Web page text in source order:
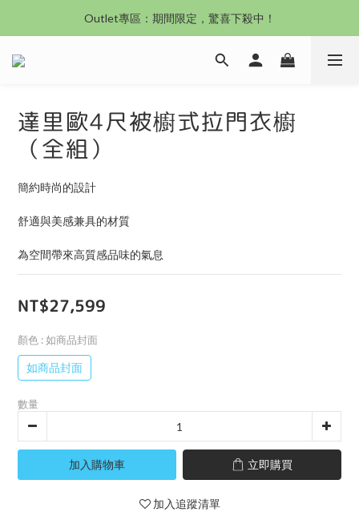
沙發新登場｜想躺就躺，頭等艙到商務艙一次擁有
Outlet專區：期間限定，驚喜下殺中！
沙發新登場｜想躺就躺，頭等艙到商務艙一次擁有
達里歐4尺被櫥式拉門衣櫥
（全組）
簡約時尚的設計
舒適與美感兼具的材質
為空間帶來高質感品味的氣息
NT$27,599
顏色 : 如商品封面
如商品封面
數量
加入購物車 立即購買
加入追蹤清單